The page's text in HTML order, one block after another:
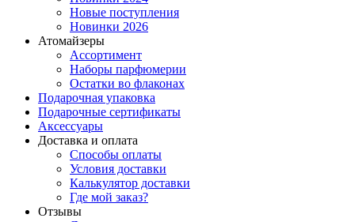
Новые поступления
Новинки 2026
Атомайзеры
Ассортимент
Наборы парфюмерии
Остатки во флаконах
Подарочная упаковка
Подарочные сертификаты
Аксессуары
Доставка и оплата
Способы оплаты
Условия доставки
Калькулятор доставки
Где мой заказ?
Отзывы